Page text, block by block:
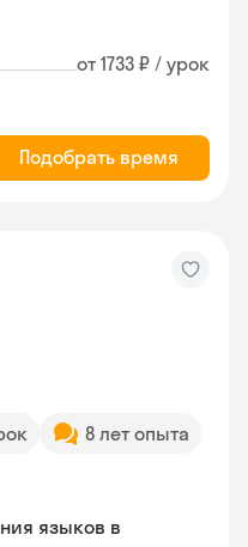
от 1733 ₽ / урок
Подобрать время
8 лет опыта
языков в